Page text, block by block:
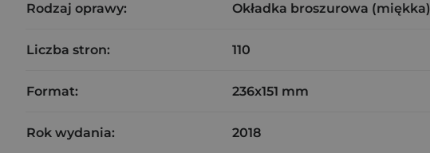
Rodzaj oprawy: Okładka broszurowa (miękka)
Liczba stron: 110
Format: 236x151 mm
Rok wydania: 2018